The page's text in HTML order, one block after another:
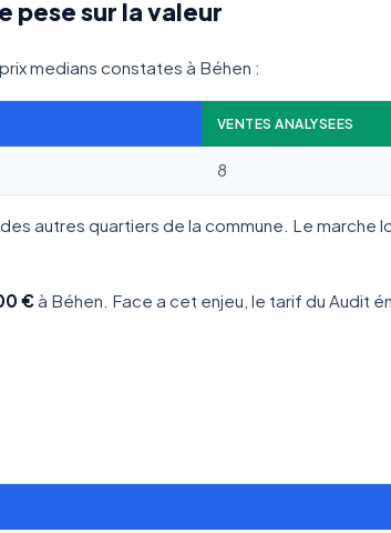
pese sur la valeur
medians constates à Béhen :
VENTES ANALYSEES
8
autres quartiers de la commune. Le marche
€à Béhen. Face a cet enjeu, le tarif du Audit